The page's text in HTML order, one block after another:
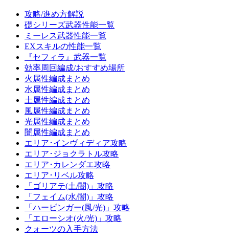
攻略/進め方解説
礎シリーズ武器性能一覧
ミーレス武器性能一覧
EXスキルの性能一覧
『セフィラ』武器一覧
効率周回編成/おすすめ場所
火属性編成まとめ
水属性編成まとめ
土属性編成まとめ
風属性編成まとめ
光属性編成まとめ
闇属性編成まとめ
エリア･インヴィディア攻略
エリア･ジョクラトル攻略
エリア･カレンダエ攻略
エリア･リベル攻略
「ゴリアテ(土/闇)」攻略
「フェイム(水/闇)」攻略
「ハービンガー(風/光)」攻略
「エローシオ(火/光)」攻略
クォーツの入手方法